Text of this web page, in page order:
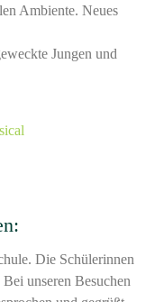
Ambiente. Neues
Jungen und
Die Schülerinnen
unseren Besuchen